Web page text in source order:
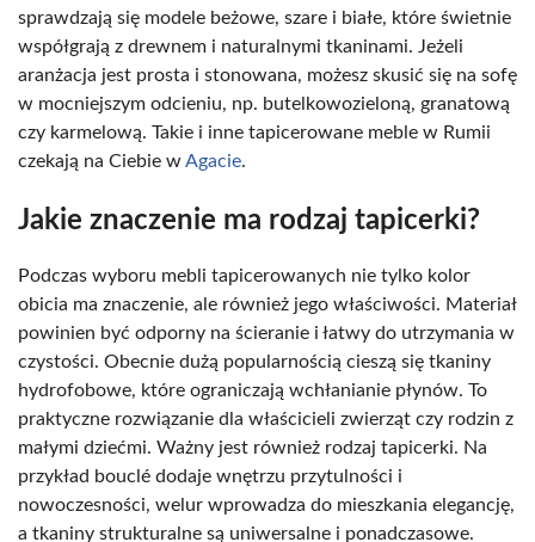
sprawdzają się modele beżowe, szare i białe, które świetnie
współgrają z drewnem i naturalnymi tkaninami. Jeżeli
aranżacja jest prosta i stonowana, możesz skusić się na sofę
w mocniejszym odcieniu, np. butelkowozieloną, granatową
czy karmelową. Takie i inne tapicerowane meble w Rumii
czekają na Ciebie wAgacie.
Jakie znaczenie ma rodzaj tapicerki?
Podczas wyboru mebli tapicerowanych nie tylko kolor
obicia ma znaczenie, ale również jego właściwości. Materiał
powinien być odporny na ścieranie i łatwy do utrzymania w
czystości. Obecnie dużą popularnością cieszą się tkaniny
hydrofobowe, które ograniczają wchłanianie płynów. To
praktyczne rozwiązanie dla właścicieli zwierząt czy rodzin z
małymi dziećmi. Ważny jest również rodzaj tapicerki. Na
przykład bouclé dodaje wnętrzu przytulności i
nowoczesności, welur wprowadza do mieszkania elegancję,
a tkaniny strukturalne są uniwersalne i ponadczasowe.